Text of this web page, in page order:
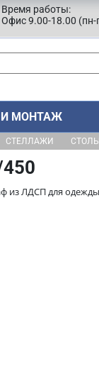
Время работы:
Офис 9.00-18.00 (пн-
И МОНТАЖ
СТЕЛЛАЖИ СТОЛЫ
из ЛДСП для